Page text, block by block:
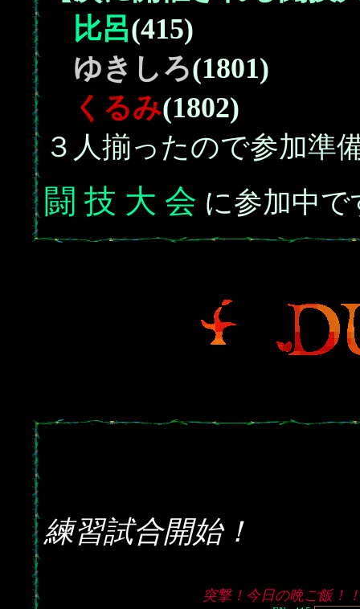
比呂(415)
ゆきしろ(1801)
くるみ(1802)
３人揃ったので参加準
闘 技 大 会 に参加中で
練習試合開始！
突撃！今日の晩ご飯！